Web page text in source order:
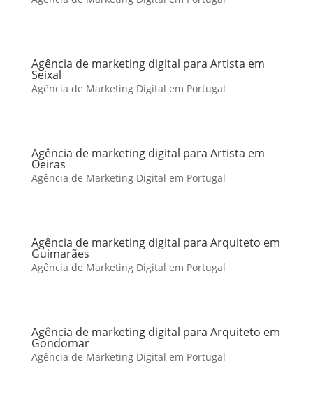
Agência de marketing digital para Artista em
Seixal
Agência de Marketing Digital em Portugal
Agência de marketing digital para Artista em
Oeiras
Agência de Marketing Digital em Portugal
Agência de marketing digital para Arquiteto em
Guimarães
Agência de Marketing Digital em Portugal
Agência de marketing digital para Arquiteto em
Gondomar
Agência de Marketing Digital em Portugal